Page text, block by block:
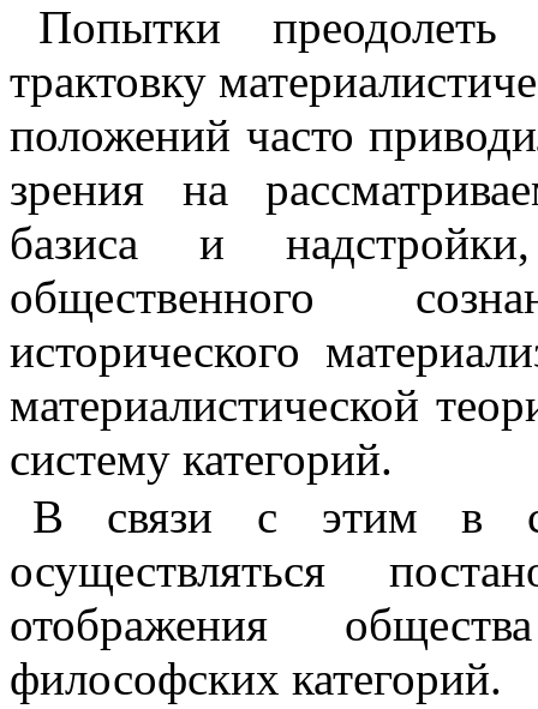
Попытки
трактовку
положений часто
зрения на
базиса и
общественного
исторического
материалистической
систему категорий.
В связи с этим в
осуществляться
отображения
философских категорий.